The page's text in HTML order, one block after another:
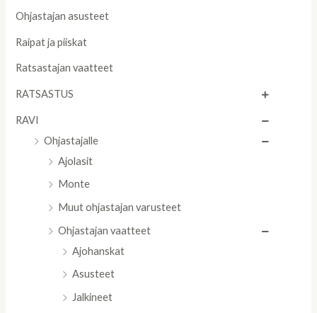
Ohjastajan asusteet
Raipat ja piiskat
Ratsastajan vaatteet
RATSASTUS
RAVI
Ohjastajalle
Ajolasit
Monte
Muut ohjastajan varusteet
Ohjastajan vaatteet
Ajohanskat
Asusteet
Jalkineet